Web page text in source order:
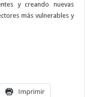
y creando nuevas
más vulnerables y
Imprimir